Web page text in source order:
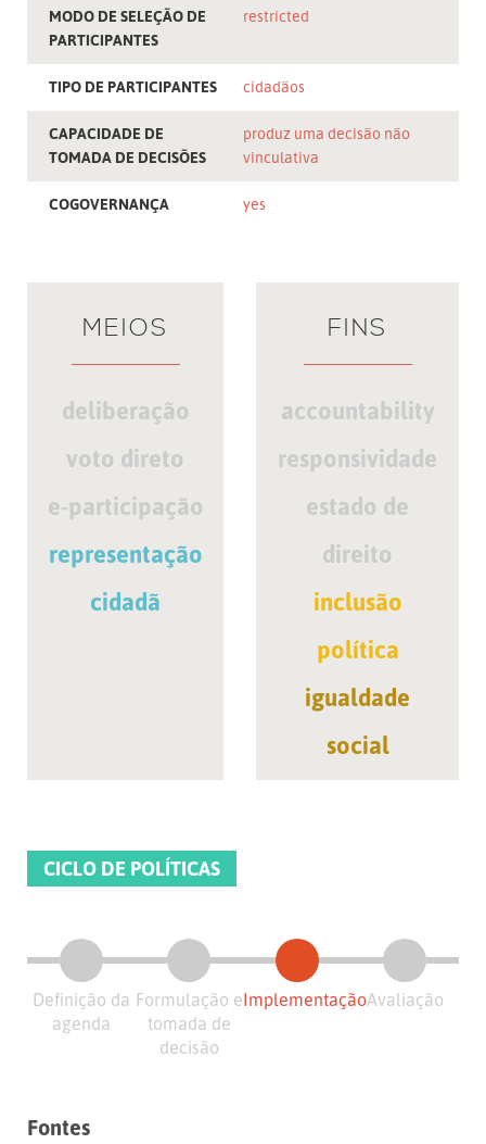
MODO DE SELEÇÃO DE
PARTICIPANTES
restricted
TIPO DE PARTICIPANTES cidadãos
CAPACIDADE DE
TOMADA DE DECISÕES
produz uma decisão não
vinculativa
COGOVERNANÇA yes
MEIOS
deliberação
voto direto
e-participação
representação
cidadã
FINS
accountability
responsividade
estado de
direito
inclusão
política
igualdade
social
CICLO DE POLÍTICAS
Definição da
agenda
Formulação e
tomada de
decisão
ImplementaçãoAvaliação
Fontes